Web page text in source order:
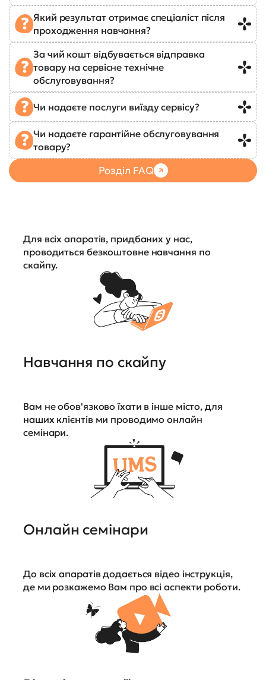
Який результат отримає спеціаліст після
проходження навчання?
За чий кошт відбувається відправка
товару на сервісне технічне
обслуговування?
Чи надаєте послуги виїзду сервісу?
Чи надаєте гарантійне обслуговування
товару?
Розділ FAQ
Для всіх апаратів, придбаних у нас,
проводиться безкоштовне навчання по
скайпу.
Навчання по скайпу
Вам не обов'язково їхати в інше місто, для
наших клієнтів ми проводимо онлайн
семінари.
Онлайн семінари
До всіх апаратів додається відео інструкція,
де ми розкажемо Вам про всі аспекти роботи.